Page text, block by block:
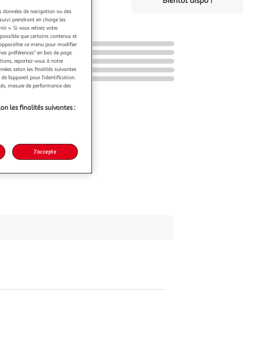
données de navigation ou des
prendront en charge les
». Si vous retirez votre
que certains contenus et
ce menu pour modifier
préférences" en bas de page.
reportez-vous à notre
selon les finalités suivantes
l’appareil pour l’identification.
mesure de performance des
les finalités suivantes :
J'accepte